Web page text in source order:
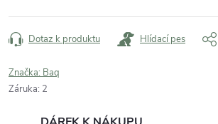
Dotaz k produktu Hlídací pes
Značka: Baq
Záruka: 2